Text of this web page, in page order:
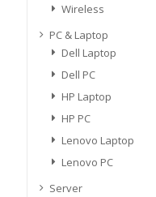
Wireless
PC & Laptop
Dell Laptop
Dell PC
HP Laptop
HP PC
Lenovo Laptop
Lenovo PC
Server